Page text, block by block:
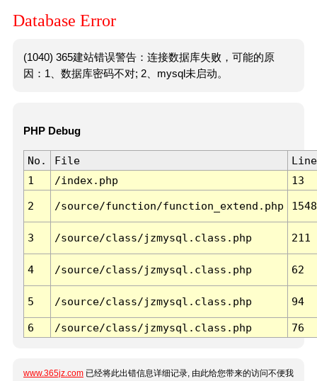
Database Error
(1040) 365建站错误警告：连接数据库失败，可能的原
因：1、数据库密码不对; 2、mysql未启动。
PHP Debug
No. File
Line
1
/index.php 13
2 /source/function/function_extend.php 1548
3 /source/class/jzmysql.class.php 211
4 /source/class/jzmysql.class.php 62
5 /source/class/jzmysql.class.php 94
6 /source/class/jzmysql.class.php 76
www.365jz.com 已经将此出错信息详细记录, 由此给您带来的访问不便我